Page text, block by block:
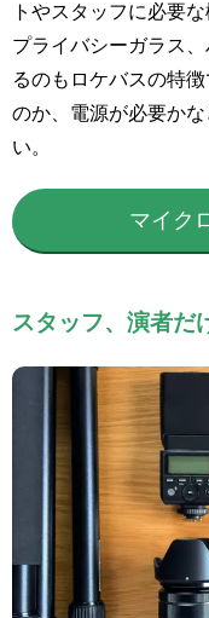
トやスタッフに必要
プライバシーガラス
るのもロケバスの特
のか、電源が必要か
い。
マイク
スタッフ、演者だ